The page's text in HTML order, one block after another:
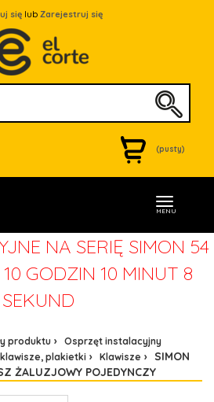
się lub Zarejestruj się
(pusty)
MENU
NA SERIĘ SIMON 54
GODZIN 10 MINUT 8
SEKUND
produktu
Osprzęt instalacyjny
plakietki Klawisze
SIMON
ŻALUZJOWY POJEDYNCZY